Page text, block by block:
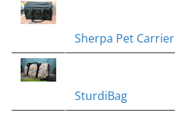
Sherpa Pet Carrier
SturdiBag